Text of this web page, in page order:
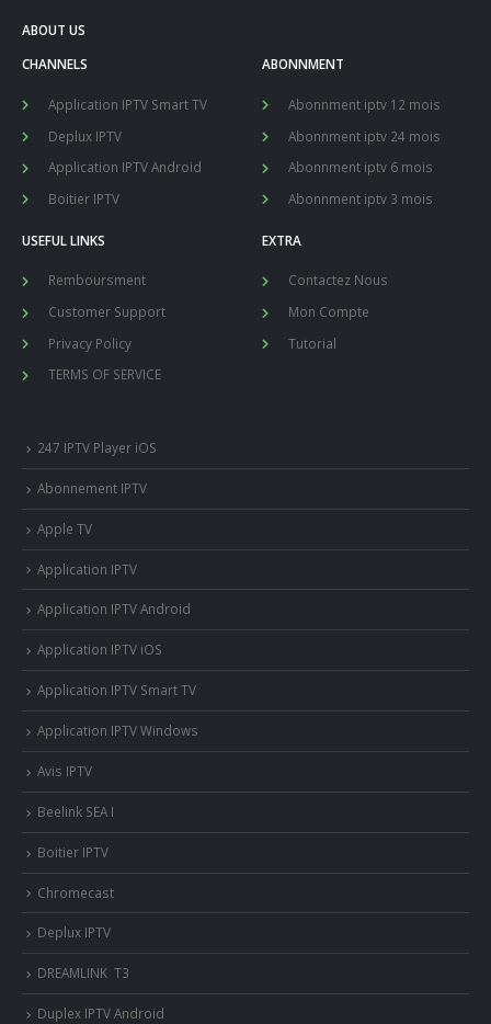
ABOUT US
CHANNELS
Application IPTV Smart TV
Deplux IPTV
Application IPTV Android
Boitier IPTV
ABONNMENT
Abonnment iptv 12 mois
Abonnment iptv 24 mois
Abonnment iptv 6 mois
Abonnment iptv 3 mois
USEFUL LINKS
Remboursment
Customer Support
Privacy Policy
TERMS OF SERVICE
EXTRA
Contactez Nous
Mon Compte
Tutorial
247 IPTV Player iOS
Abonnement IPTV
Apple TV
Application IPTV
Application IPTV Android
Application IPTV iOS
Application IPTV Smart TV
Application IPTV Windows
Avis IPTV
Beelink SEA I
Boitier IPTV
Chromecast
Deplux IPTV
DREAMLINK T3
Duplex IPTV Android